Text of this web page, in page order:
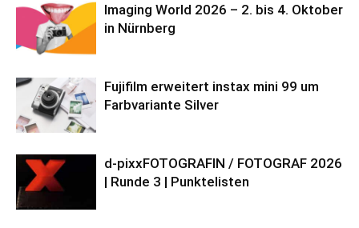
Imaging World 2026 – 2. bis 4. Oktober
in Nürnberg
Fujifilm erweitert instax mini 99 um
Farbvariante Silver
d-pixxFOTOGRAFIN / FOTOGRAF 2026
| Runde 3 | Punktelisten